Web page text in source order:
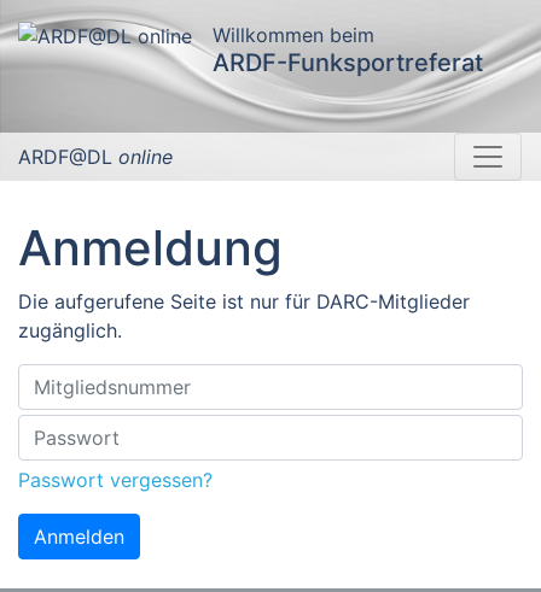
Willkommen beim
ARDF-Funksportreferat
ARDF@DL online
Anmeldung
Die aufgerufene Seite ist nur für DARC-Mitglieder
zugänglich.
Passwort vergessen?
Anmelden